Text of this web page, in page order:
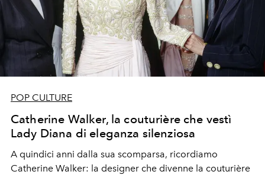
POP CULTURE
Catherine Walker, la couturière che vestì
Lady Diana di eleganza silenziosa
A quindici anni dalla sua scomparsa, ricordiamo
Catherine Walker: la designer che divenne la couturière